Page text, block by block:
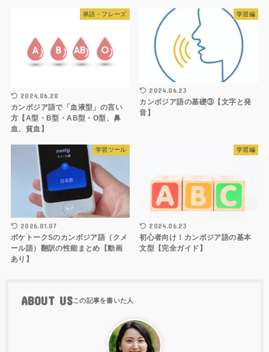
単語・フレーズ
2024.06.20
カンボジア語で「血液型」の言い
方【A型・B型・AB型・O型、鼻
血、貧血】
学習編
2024.06.23
カンボジア語の基礎③【文字と発
音】
学習ツール
2026.01.07
ポケトークSのカンボジア語（クメ
ール語）翻訳の性能まとめ【動画
あり】
学習編
2024.06.23
初心者向け！カンボジア語の基本
文型【完全ガイド】
ABOUT US